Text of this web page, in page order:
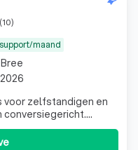
maand
voor zelfstandigen en
conversiegericht.
jaar ervaring en een